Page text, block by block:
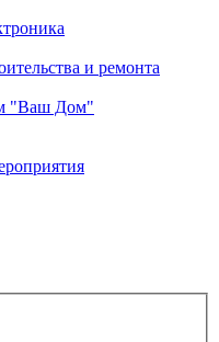
и ремонта
"Ваш Дом"